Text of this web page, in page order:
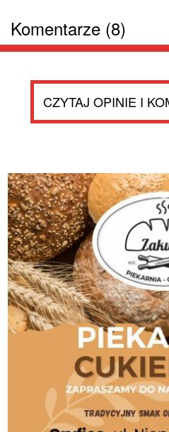
Komentarze (8)
CZYTAJ OPINIE I